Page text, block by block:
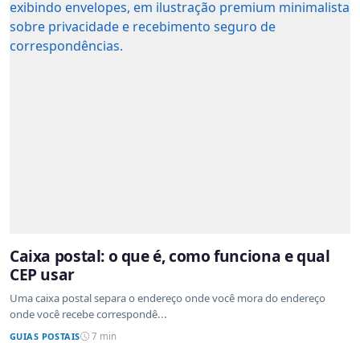
Caixa postal: o que é, como funciona e qual
CEP usar
Uma caixa postal separa o endereço onde você mora do endereço
onde você recebe correspondê...
GUIAS POSTAIS 7 min